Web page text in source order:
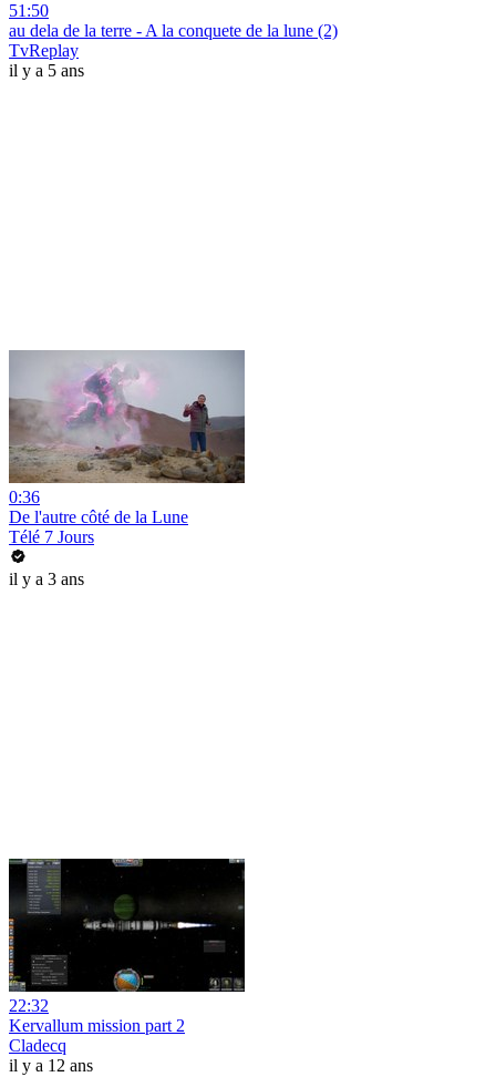
51:50
au dela de la terre - A la conquete de la lune (2)
TvReplay
il y a 5 ans
0:36
De l'autre côté de la Lune
Télé 7 Jours
il y a 3 ans
22:32
Kervallum mission part 2
Cladecq
il y a 12 ans